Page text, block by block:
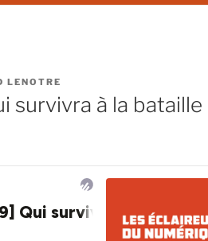
LENOTRE
survivra à la bataille